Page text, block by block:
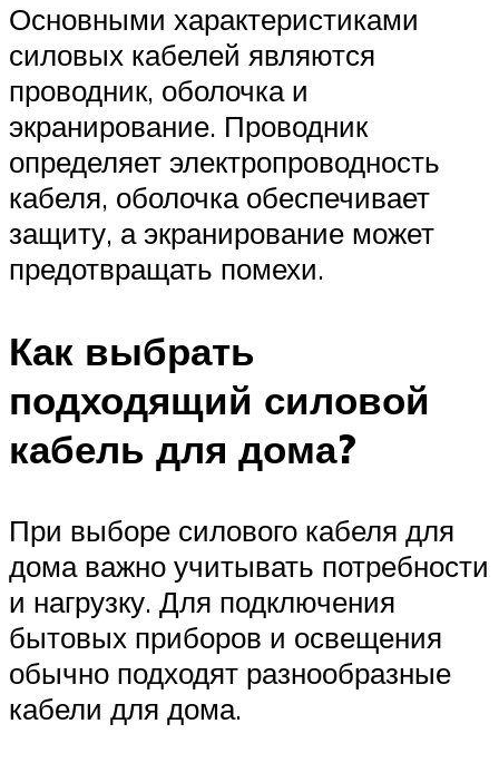
Основными характеристиками
силовых кабелей являются
проводник, оболочка и
экранирование. Проводник
определяет электропроводность
кабеля, оболочка обеспечивает
защиту, а экранирование может
предотвращать помехи.
Как выбрать
подходящий силовой
кабель для дома?
При выборе силового кабеля для
дома важно учитывать потребности
и нагрузку. Для подключения
бытовых приборов и освещения
обычно подходят разнообразные
кабели для дома.